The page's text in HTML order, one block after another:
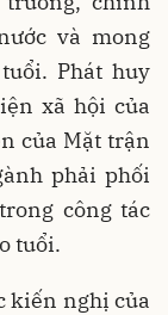
và mong
Phát huy
xã hội của
của Mặt trận
phải phối
công tác
tuổi.
kiến nghị của